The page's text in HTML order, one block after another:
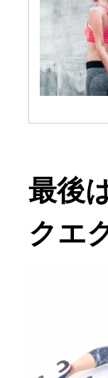
最後
クエ